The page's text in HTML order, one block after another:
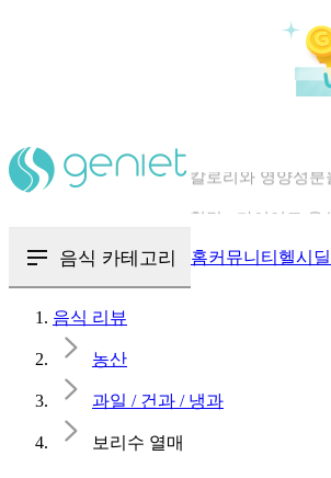
음식 카테고리 홈커뮤니티 헬시딜
음식 리뷰
농산
과일 / 건과 / 냉과
보리수 열매